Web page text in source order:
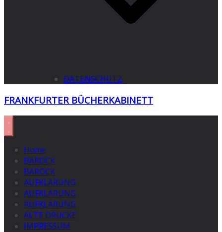
DATENSCHUTZ
FRANKFURTER BÜCHERKABINETT
Home
BAROCK
BAROCK
AUFKLÄRUNG
AUFKLÄRUNG
AUFKLÄRUNG
ALTE DRUCKE
IMPRESSUM